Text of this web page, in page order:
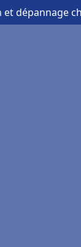
et dépannage